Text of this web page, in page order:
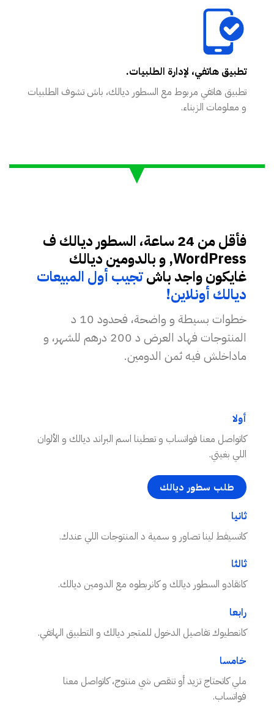
تطبيق هاتفي، لإدارة الطلبيات.
تطبيق هاتفي مربوط مع السطور ديالك، باش تشوف الطلبيات
و معلومات الزبناء.
فأقل من 24 ساعة، السطور ديالك ف
WordPress, و بالدومين ديالك
غايكون واجد باشتجيب أول المبيعات
ديالك أونلاين!
خطوات بسيطة و واضحة، فحدود 10 د
المنتوجات فهاد العرض د 200 درهم للشهر، و
ماداخلش فيه ثمن الدومين.
أولا
كاتواصل معنا فواتساب و تعطينا اسم البراند ديالك و الألوان
اللي بغيتي.
طلب سطور ديالك
ثانيا
كاتسيفط لينا تصاور و سمية د المنتوجات اللي عندك.
ثالثا
كانقادو السطور ديالك و كانربطوه مع الدومين ديالك.
رابعا
كانعطيوك تفاصيل الدخول للمتجر ديالك و التطبيق الهاتفي.
خامسا
ملي كاتحتاج تزيد أو تنقص شي منتوج، كاتواصل معنا
فواتساب.